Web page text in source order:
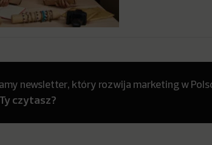
newsletter, który rozwija marketing w
czytasz?